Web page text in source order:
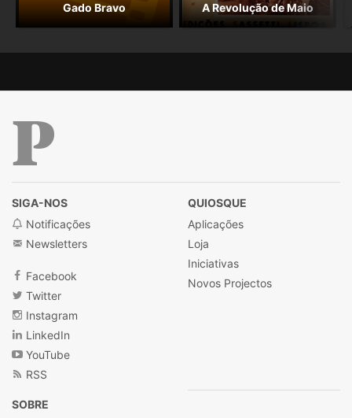
Gado Bravo A Revolução de Maio
SIGA-NOS
Notificações
Newsletters
Facebook
Twitter
Instagram
LinkedIn
YouTube
RSS
QUIOSQUE
Aplicações
Loja
Iniciativas
Novos Projectos
SOBRE